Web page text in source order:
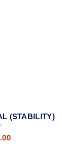
(STABILITY)